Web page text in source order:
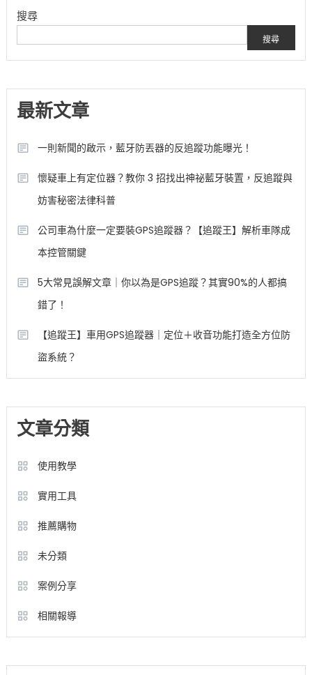
搜尋
搜尋
最新文章
一則新聞的啟示，藍牙防丟器的反追蹤功能曝光！
懷疑車上有定位器？教你 3 招找出神祕藍牙裝置，反追蹤與
妨害秘密法律科普
公司車為什麼一定要裝GPS追蹤器？【追蹤王】解析車隊成
本控管關鍵
5大常見誤解文章｜你以為是GPS追蹤？其實90%的人都搞
錯了！
【追蹤王】車用GPS追蹤器｜定位＋收音功能打造全方位防
盜系統？
文章分類
使用教學
實用工具
推薦購物
未分類
案例分享
相關報導